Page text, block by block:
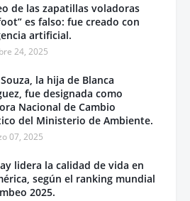
de las zapatillas voladoras
es falso: fue creado con
artificial.
24, 2025
la hija de Blanca
fue designada como
Nacional de Cambio
del Ministerio de Ambiente.
07, 2025
lidera la calidad de vida en
según el ranking mundial
2025.